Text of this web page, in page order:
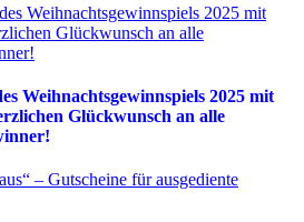
Weihnachtsgewinnspiels 2025 mit
Glückwunsch an alle